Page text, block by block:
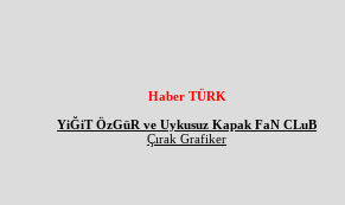
Haber TÜRK
YiĞiT ÖzGüR ve Uykusuz Kapak FaN CLuB
Çırak Grafiker